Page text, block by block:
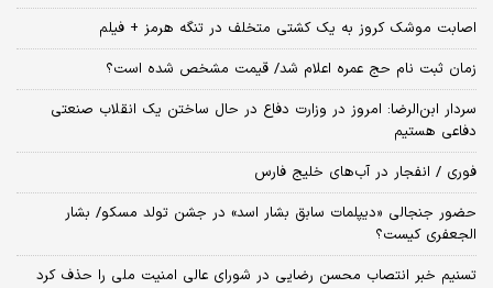
اصابت موشک کروز به یک کشتی متخلف در تنگه هرمز + فیلم
زمان ثبت‌ نام حج عمره اعلام شد/ قیمت مشخص شده است؟
سردار ابن‌الرضا: امروز در وزارت دفاع در حال ساختن یک انقلاب صنعتی
دفاعی هستیم
فوری / انفجار در آب‌های خلیج فارس
حضور جنجالی «دیپلمات سابق بشار اسد» در جشن تولد مسکو/ بشار
الجعفری کیست؟
تسنیم خبر انتصاب محسن رضایی در شورای عالی امنیت ملی را حذف کرد